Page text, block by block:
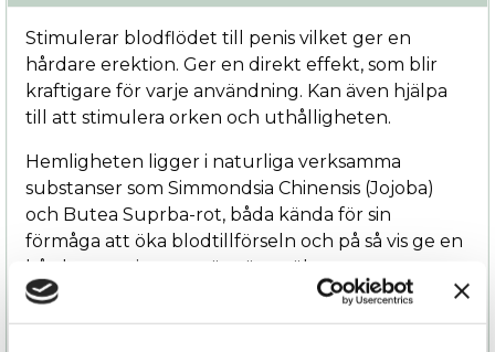
Stimulerar blodflödet till penis vilket ger en
hårdare erektion. Ger en direkt effekt, som blir
kraftigare för varje användning. Kan även hjälpa
till att stimulera orken och uthålligheten.
Hemligheten ligger i naturliga verksamma
substanser som Simmondsia Chinensis (Jojoba)
och Butea Suprba-rot, båda kända för sin
förmåga att öka blodtillförseln och på så vis ge en
hårdare penis, samt sägs även öka mannens
sexuella lust och uthållighet.